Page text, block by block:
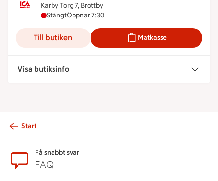
Karby Torg 7, Brottby
ICA Nära Brottbyhallen har stängt, öppnar
StängtÖppnar 7:30
Till butiken Matkasse
Visa butiksinfo
Start
Få snabbt svar
FAQ